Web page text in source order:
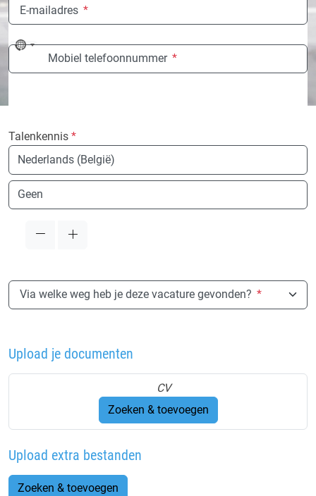
E-mailadres *
No
countryMobiel telefoonnummer *
Talenkennis *
Taal
Taal
Via welke weg heb je deze vacature gevonden? *
Upload je documenten
CV
Zoeken & toevoegen
Upload extra bestanden
Zoeken & toevoegen